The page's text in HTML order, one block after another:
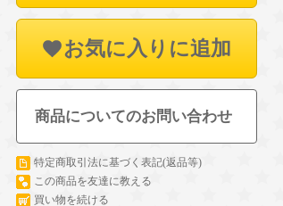
お気に入りに追加
商品についてのお問い合わせ
特定商取引法に基づく表記(返品等)
この商品を友達に教える
買い物を続ける